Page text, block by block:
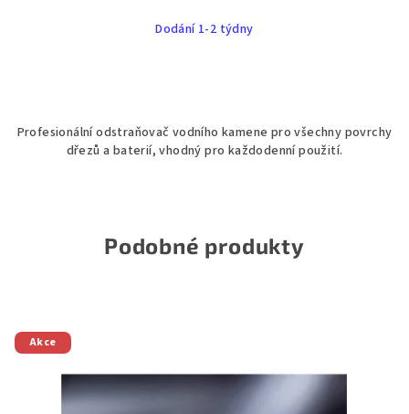
Dodání 1-2 týdny
Profesionální odstraňovač vodního kamene pro všechny povrchy
dřezů a baterií, vhodný pro každodenní použití.
Podobné produkty
Akce